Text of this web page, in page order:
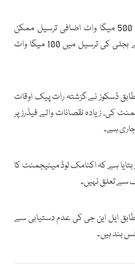
گرڈ مستحکم ہونے سے 500 میگا واٹ اضافی ترسیل ممکن
ہوئی، جنوبی علاقوں سے بجلی کی ترسیل میں 100 میگا واٹ
ڈسکوز نے گزشتہ رات پیک اوقات
کی، زیادہ نقصانات والے فیڈرز پر
ہے۔
بتایا ہے کہ اکنامک لوڈ مینیجمنٹ کا
سے تعلق نہیں۔
ایل این جی کی عدم دستیابی سے